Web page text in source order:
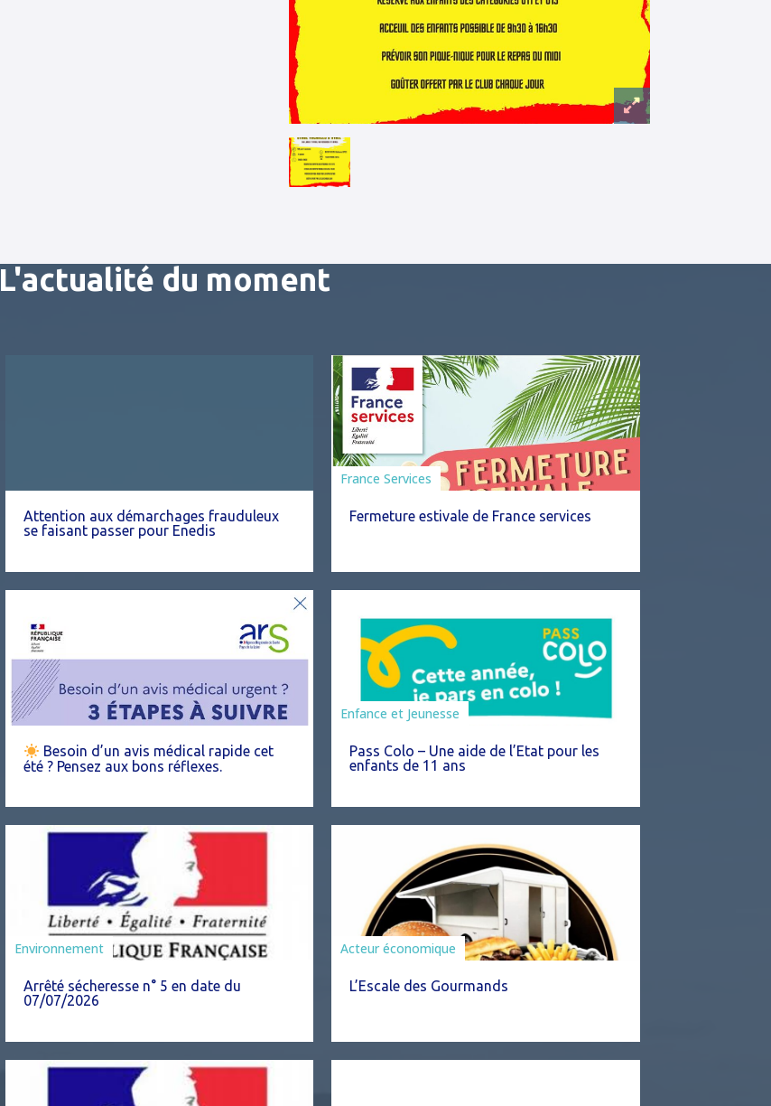
L'actualité du moment
Attention aux démarchages frauduleux
se faisant passer pour Enedis
France Services
Fermeture estivale de France services
Besoin d’un avis médical rapide cet
été ? Pensez aux bons réflexes.
Animation
Enfance et Jeunesse
Pass Colo – Une aide de l’Etat pour les
enfants de 11 ans
Agriculture
Environnement
Arrêté sécheresse n° 5 en date du
07/07/2026
Acteur économique
L’Escale des Gourmands